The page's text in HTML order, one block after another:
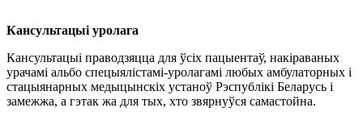
Кансультацыі уролага
Кансультацыі праводзяцца для ўсіх пацыентаў, накіраваных
урачамі альбо спецыялістамі-уролагамі любых амбулаторных і
стацыянарных медыцынскіх устаноў Рэспублікі Беларусь і
замежжа, а гэтак жа для тых, хто звярнуўся самастойна.